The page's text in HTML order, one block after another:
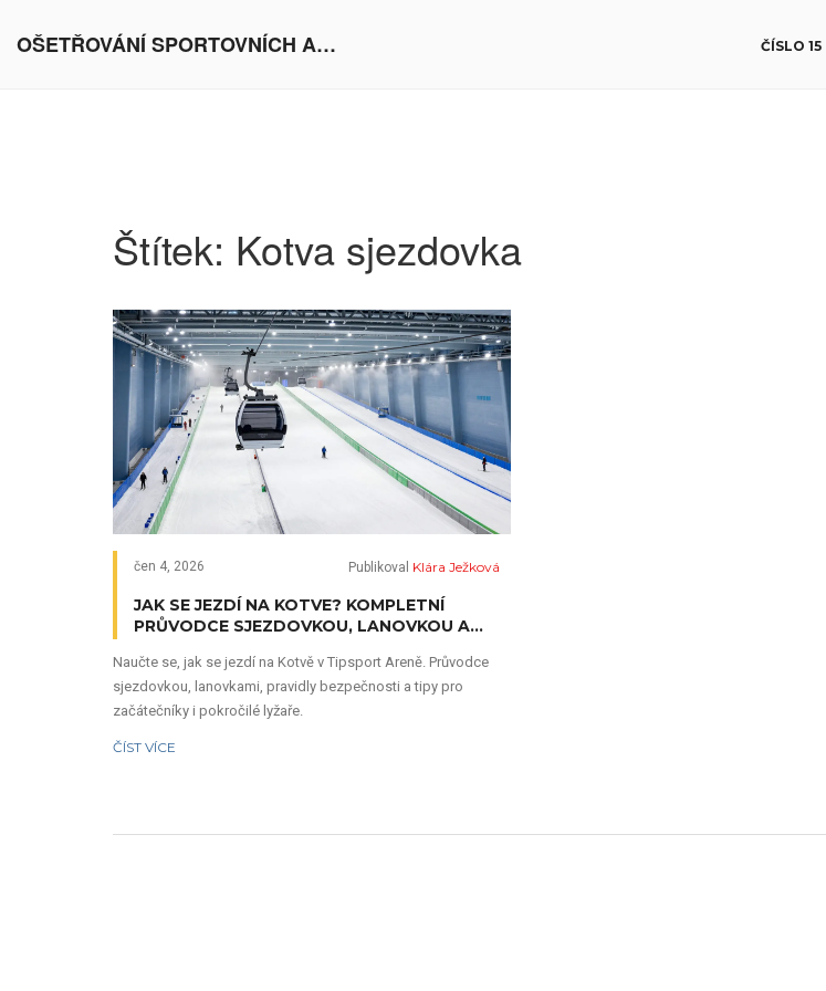
OŠETŘOVÁNÍ SPORTOVNÍCH AKTIVIT V EVROPĚ ČÍSLO 15
Štítek: Kotva sjezdovka
čen 4, 2026 Publikoval Klára Ježková
JAK SE JEZDÍ NA KOTVE? KOMPLETNÍ
PRŮVODCE SJEZDOVKOU, LANOVKOU A
Naučte se, jak se jezdí na Kotvě v Tipsport Areně. Průvodce
sjezdovkou, lanovkami, pravidly bezpečnosti a tipy pro
začátečníky i pokročilé lyžaře.
ČÍST VÍCE